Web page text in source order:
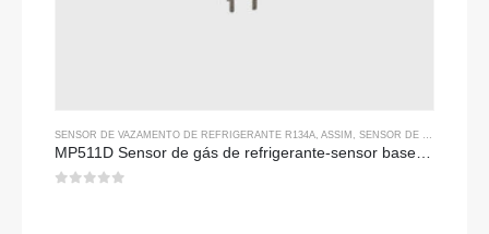
SENSOR DE VAZAMENTO DE REFRIGERANTE R134A , ASSIM, SENSOR DE VAZAMENTO DE REFRIGERANTE R290